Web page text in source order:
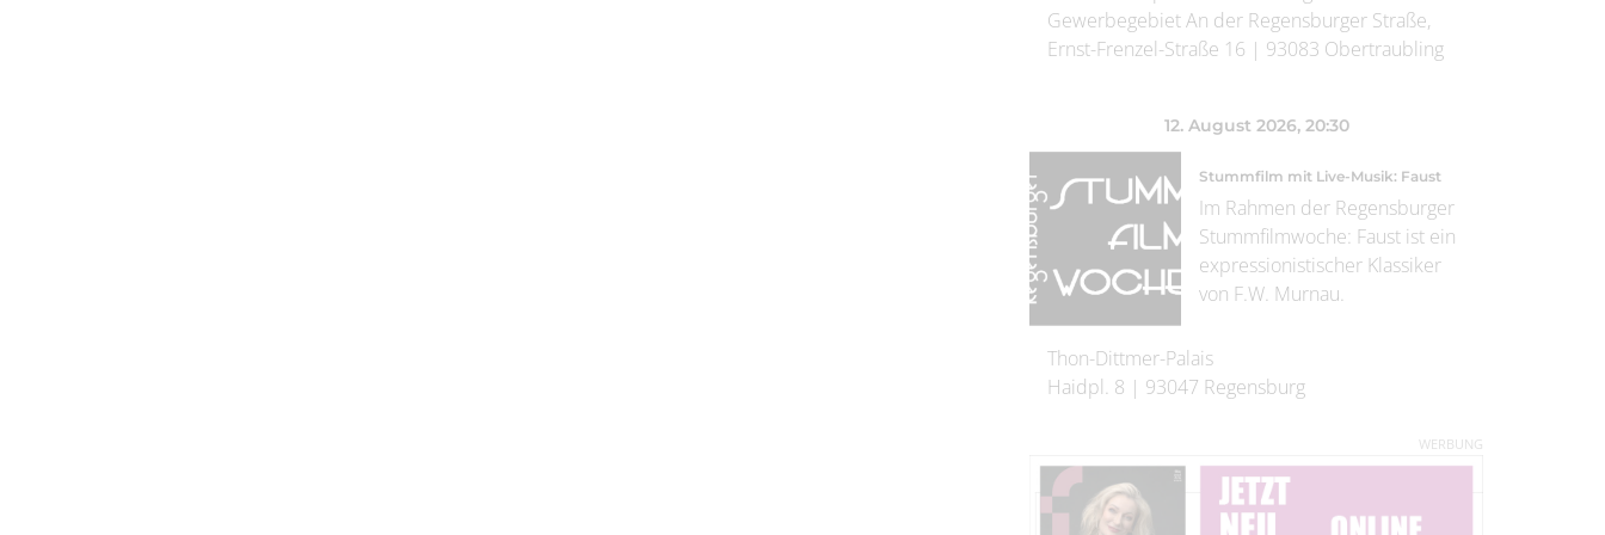
Gewerbegebiet An der Regensburger Straße,
Ernst-Frenzel-Straße 16 | 93083 Obertraubling
12. August 2026, 20:30
Stummfilm mit Live-Musik: Faust
Im Rahmen der Regensburger
Stummfilmwoche: Faust ist ein
expressionistischer Klassiker
von F.W. Murnau.
Thon-Dittmer-Palais
Haidpl. 8 | 93047 Regensburg
WERBUNG